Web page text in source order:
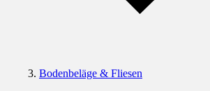
Bodenbeläge & Fliesen